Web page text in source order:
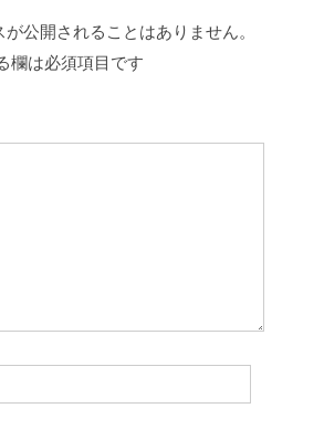
が公開されることはありません。
欄は必須項目です